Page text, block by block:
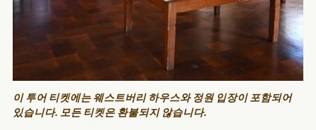
이 투어 티켓에는 웨스트버리 하우스와 정원 입장이 포함되어
있습니다. 모든 티켓은 환불되지 않습니다.